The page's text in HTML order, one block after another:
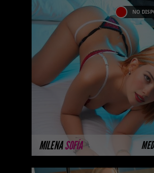
MILENASOFÍA
NO
MILENA SOFÍA RENTERÍA
Hola, hermoso, soy una
Escorts Bogota . Soy
complaciente, de piel
me encanta el sexo salvaje y
nuevas pos ...
MÁS INFORMACIÓN